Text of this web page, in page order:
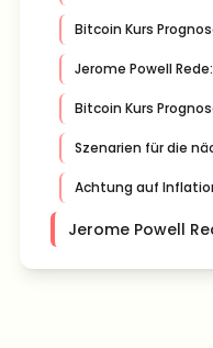
Bitcoin Kurs
Jerome Powell
Bitcoin Kurs
Szenarien für die
Achtung auf
Jerome Powell